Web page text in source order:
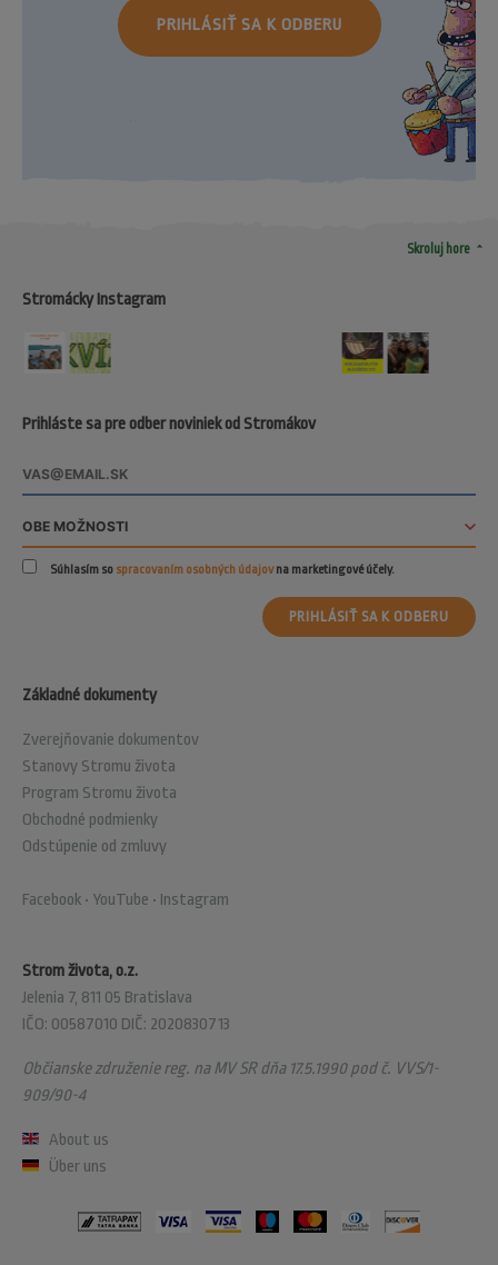
PRIHLÁSIŤ SA K ODBERU
Skroluj hore arrow_drop_up
Strom života, o.z.
Jelenia 7, 811 05 Bratislava
IČO: 00587010 DIČ: 2020830713
Občianske združenie reg. na MV SR dňa 17.5.1990 pod č. VVS/1-
909/90-4
About us
Über uns
Základné dokumenty
Zverejňovanie dokumentov
Stanovy Stromu života
Program Stromu života
Obchodné podmienky
Odstúpenie od zmluvy
Facebook • YouTube • Instagram
Prihláste sa pre odber noviniek od Stromákov
Súhlasím so spracovaním osobných údajovna marketingové účely.
PRIHLÁSIŤ SA K ODBERU
Stromácky Instagram